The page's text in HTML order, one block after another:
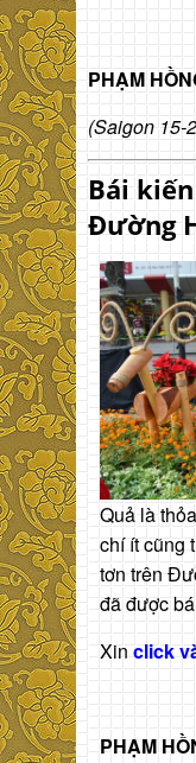
PHẠM
(Saigon 15-
Bái
Đường
Quả là
chí ít cũng
tơn trên
đã được
Xin click
PHẠM